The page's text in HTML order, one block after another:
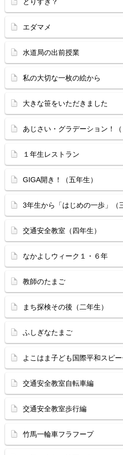
エダマメ
水道局の出前授業
私の大切な一枚の絵から
大きな笹をいただきました
あじさい・グラデーション！（
１年生レストラン
GIGA開き！（五年生）
3年生から「はじめの一歩」（
交通安全教室（四年生）
なかよしウィーク１・６年
教師のたまご
まち探検その後（二年生）
ふしぎなたまご
よこはま子ども国際平和スピ
交通安全教室自転車編
交通安全教室歩行編
竹馬一輪車フラフープ